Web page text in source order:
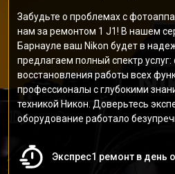
Забудьте о проблемах с
нам за ремонтом 1 J1! В нашем
Барнауле ваш Nikon будет в
предлагаем полный спектр услуг:
восстановления работы всех
профессионалы с глубокими
техникой Никон. Доверьтесь
оборудование работало
Экспрес1 ремонт в день